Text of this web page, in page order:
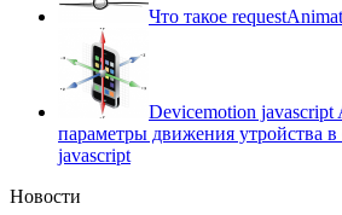
Что такое
Devicemotion
параметры движения утройства
javascript
Новости